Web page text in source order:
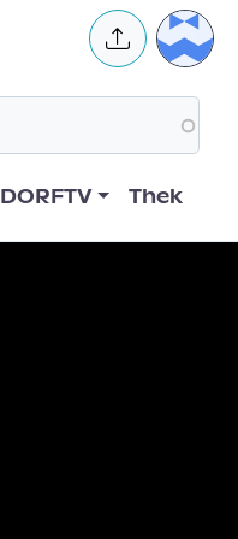
User
DORFTV Thek